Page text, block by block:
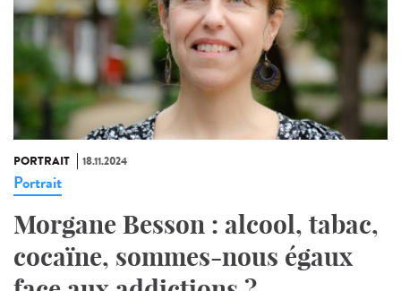
PORTRAIT 18.11.2024
Portrait
Morgane Besson : alcool, tabac,
cocaïne, sommes-nous égaux